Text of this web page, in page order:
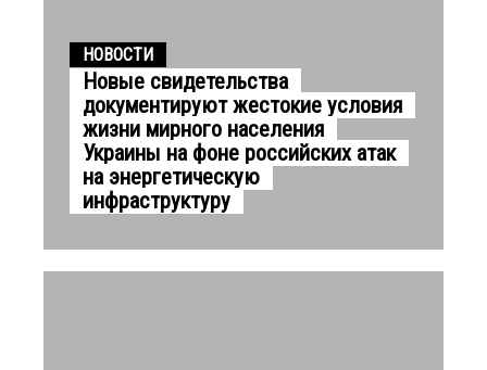
НОВОСТИ
Новые свидетельства
документируют жестокие условия
жизни мирного населения
Украины на фоне российских атак
на энергетическую
инфраструктуру